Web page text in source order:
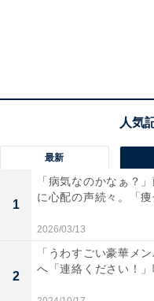
最新
1
「病気なのかなぁ？
に心配の声続々。「
2026/03/13
2
「うわすごい豪華メ
へ「連絡ください！